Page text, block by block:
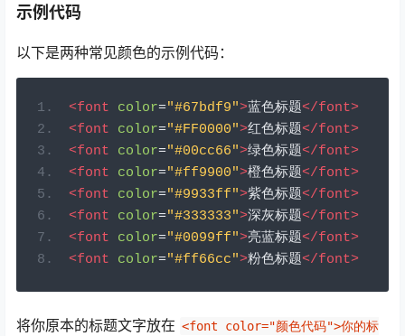
示例代码
以下是两种常见颜色的示例代码：
<font color="#67bdf9">蓝色标题</font>
<font
color="#FF0000">红色标题</font>
<font
color="#00cc66">绿色标题</font>
<font
color="#ff9900">橙色标题</font>
<font
color="#9933ff">紫色标题</font>
<font
color="#333333">深灰标题</font>
<font
color="#0099ff">亮蓝标题</font>
<font
color="#ff66cc">粉色标题</font>
将你原本的标题文字放在 <font color="颜色代码">你的标